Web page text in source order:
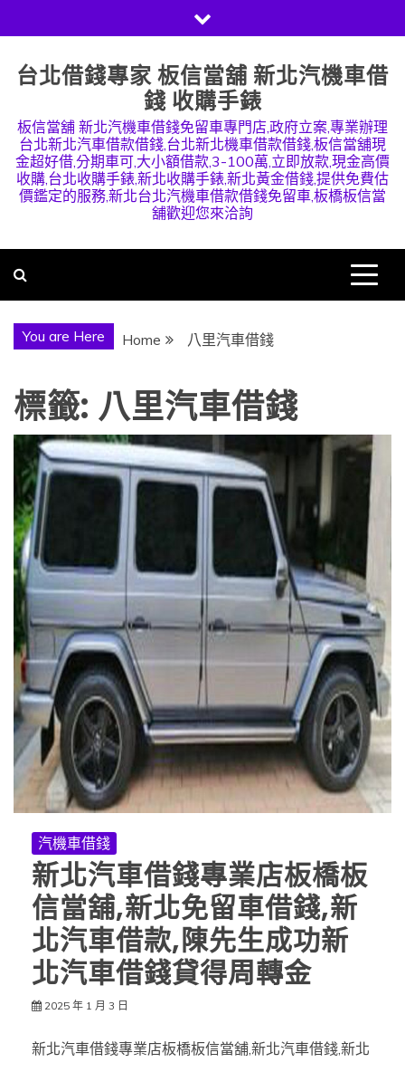
to
content
台北借錢專家 板信當舖 新北汽機車借
錢 收購手錶
板信當舖 新北汽機車借錢免留車專門店,政府立案,專業辦理
台北新北汽車借款借錢,台北新北機車借款借錢,板信當舖現
金超好借,分期車可,大小額借款,3-100萬,立即放款,現金高價
收購,台北收購手錶,新北收購手錶,新北黃金借錢,提供免費估
價鑑定的服務,新北台北汽機車借款借錢免留車,板橋板信當
舖歡迎您來洽詢
You are Here Home 八里汽車借錢
標籤: 八里汽車借錢
汽機車借錢
新北汽車借錢專業店板橋板
信當舖,新北免留車借錢,新
北汽車借款,陳先生成功新
北汽車借錢貸得周轉金
2025 年 1 月 3 日
新北汽車借錢專業店板橋板信當舖,新北汽車借錢,新北